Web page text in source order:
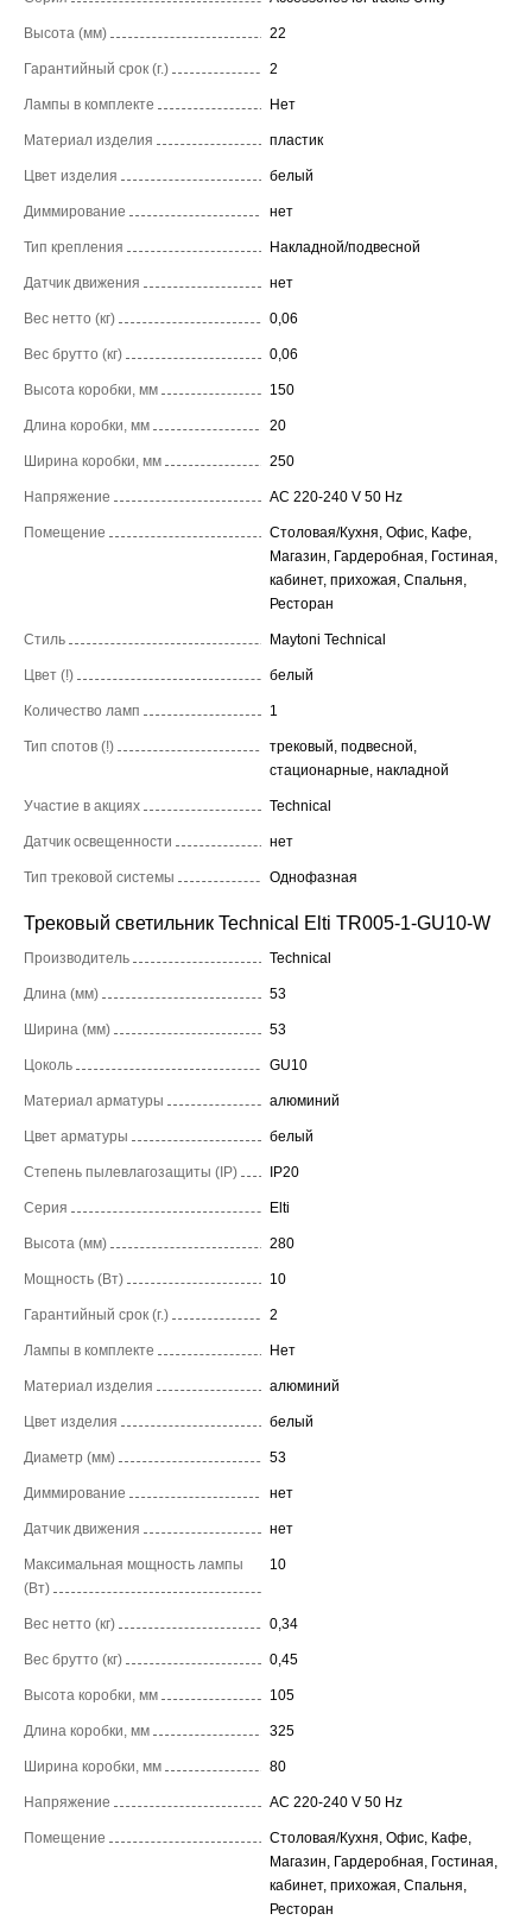
Высота (мм) 22
Гарантийный срок (г.) 2
Лампы в комплекте Нет
Материал изделия пластик
Цвет изделия белый
Диммирование нет
Тип крепления Накладной/подвесной
Датчик движения нет
Вес нетто (кг) 0,06
Вес брутто (кг) 0,06
Высота коробки, мм 150
Длина коробки, мм 20
Ширина коробки, мм 250
Напряжение AC 220-240 V 50 Hz
Помещение
Столовая/Кухня, Офис, Кафе,
Магазин, Гардеробная, Гостиная,
кабинет, прихожая, Спальня,
Ресторан
Стиль Maytoni Technical
Цвет (!) белый
Количество ламп 1
Тип спотов (!)
трековый, подвесной,
стационарные, накладной
Участие в акциях Technical
Датчик освещенности нет
Тип трековой системы Однофазная
Трековый светильник Technical Elti TR005-1-GU10-W
Производитель Technical
Длина (мм) 53
Ширина (мм) 53
Цоколь GU10
Материал арматуры алюминий
Цвет арматуры белый
Степень пылевлагозащиты (IP) IP20
Серия Elti
Высота (мм) 280
Мощность (Вт) 10
Гарантийный срок (г.) 2
Лампы в комплекте Нет
Материал изделия алюминий
Цвет изделия белый
Диаметр (мм) 53
Диммирование нет
Датчик движения нет
Максимальная мощность лампы
(Вт)
10
Вес нетто (кг) 0,34
Вес брутто (кг) 0,45
Высота коробки, мм 105
Длина коробки, мм 325
Ширина коробки, мм 80
Напряжение AC 220-240 V 50 Hz
Помещение
Столовая/Кухня, Офис, Кафе,
Магазин, Гардеробная, Гостиная,
кабинет, прихожая, Спальня,
Ресторан